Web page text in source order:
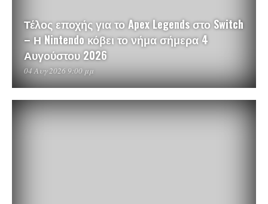
Τέλος εποχής για το Apex Legends στο Switch
– Η Nintendo κόβει το νήμα σήμερα 4
Αυγούστου 2026
04 Αυγ 2026 9:00 μμ